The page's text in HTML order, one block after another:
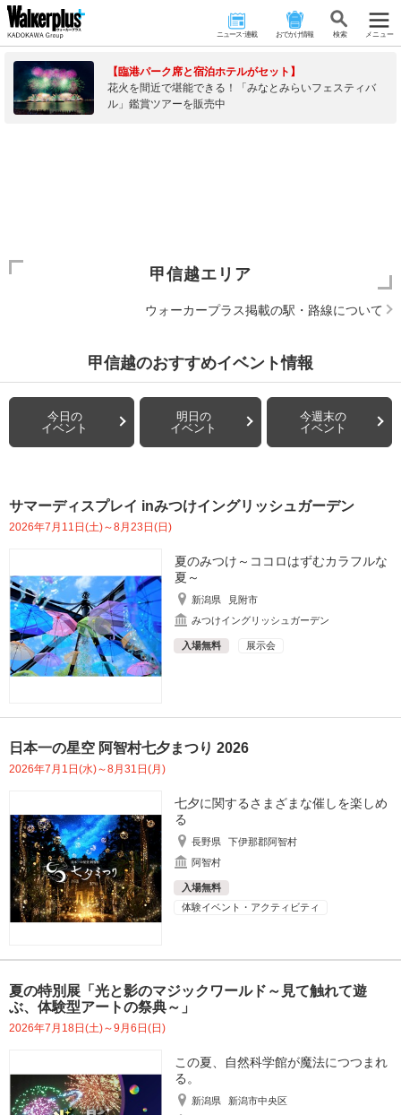
ニュース･連載 おでかけ情報 検 索 メニュー
【臨港パーク席と宿泊ホテルがセット】
花火を間近で堪能できる！「みなとみらいフェスティバ
ル」鑑賞ツアーを販売中
甲信越エリア
ウォーカープラス掲載の駅・路線について
甲信越のおすすめイベント情報
今日の
イベント
明日の
イベント
今週末の
イベント
サマーディスプレイ inみつけイングリッシュガーデン
2026年7月11日(土)～8月23日(日)
夏のみつけ～ココロはずむカラフルな
夏～
新潟県
見附市
みつけイングリッシュガーデン
入場無料 展示会
日本一の星空 阿智村七夕まつり 2026
2026年7月1日(水)～8月31日(月)
七夕に関するさまざまな催しを楽しめ
る
長野県
下伊那郡阿智村
阿智村
入場無料
体験イベント・アクティビティ
夏の特別展「光と影のマジックワールド～見て触れて遊
ぶ、体験型アートの祭典～」
2026年7月18日(土)～9月6日(日)
この夏、自然科学館が魔法につつまれ
る。
新潟県
新潟市中央区